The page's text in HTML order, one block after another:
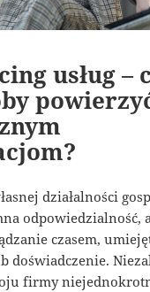
usług –
działalności
odpowiedzialność,
czasem,
doświadczenie.
firmy